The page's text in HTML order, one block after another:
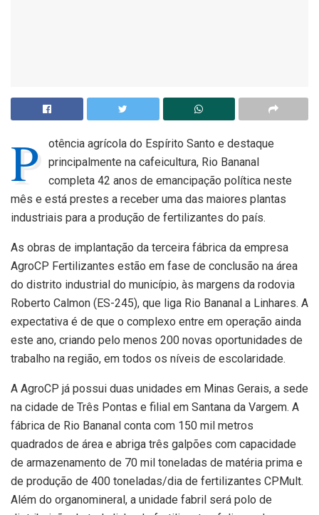
P
otência agrícola do Espírito Santo e destaque
principalmente na cafeicultura, Rio Bananal
completa 42 anos de emancipação política neste
mês e está prestes a receber uma das maiores plantas
industriais para a produção de fertilizantes do país.
As obras de implantação da terceira fábrica da empresa
AgroCP Fertilizantes estão em fase de conclusão na área
do distrito industrial do município, às margens da rodovia
Roberto Calmon (ES-245), que liga Rio Bananal a Linhares. A
expectativa é de que o complexo entre em operação ainda
este ano, criando pelo menos 200 novas oportunidades de
trabalho na região, em todos os níveis de escolaridade.
A AgroCP já possui duas unidades em Minas Gerais, a sede
na cidade de Três Pontas e filial em Santana da Vargem. A
fábrica de Rio Bananal conta com 150 mil metros
quadrados de área e abriga três galpões com capacidade
de armazenamento de 70 mil toneladas de matéria prima e
de produção de 400 toneladas/dia de fertilizantes CPMult.
Além do organomineral, a unidade fabril será polo de